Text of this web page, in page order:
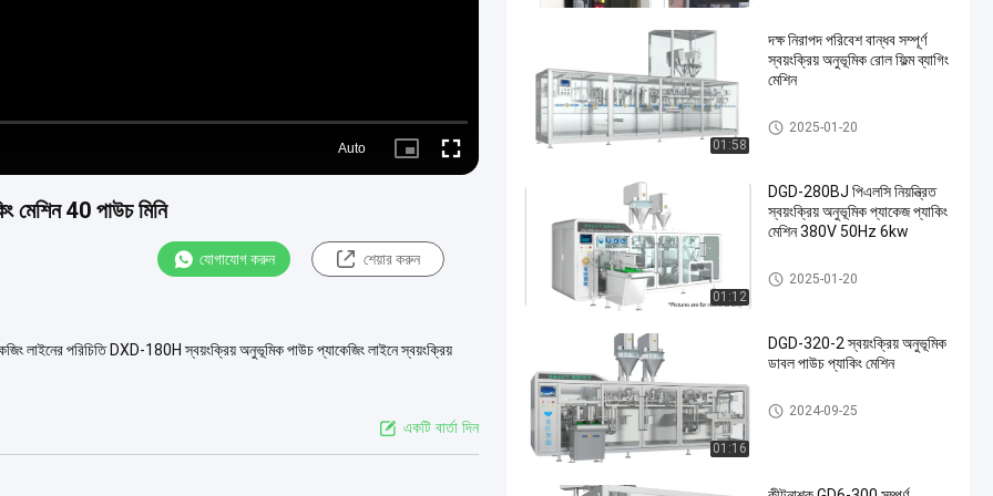
Auto
Picture- Fullscreen
মেশিন 40 পাউচ মিনি
যোগাযোগ করুন শেয়ার করুন
লাইনের পরিচিতি DXD-180H স্বয়ংক্রিয় অনুভূমিক পাউচ প্যাকেজিং লাইনে স্বয়ংক্রিয়
একটি বার্তা দিন
01:58
দক্ষ নিরাপদ পরিবেশ বান্ধব সম্পূর্ণ
স্বয়ংক্রিয় অনুভূমিক রোল ফিল্ম ব্যাগিং
মেশিন
থলি প্যাকেজিং লাইন
2025-01-20
01:12
DGD-280BJ পিএলসি নিয়ন্ত্রিত
স্বয়ংক্রিয় অনুভূমিক প্যাকেজ প্যাকিং
মেশিন 380V 50Hz 6kw
থলি প্যাকেজিং লাইন
2025-01-20
01:16
DGD-320-2 স্বয়ংক্রিয় অনুভূমিক
ডাবল পাউচ প্যাকিং মেশিন
থলি প্যাকেজিং লাইন
2024-09-25